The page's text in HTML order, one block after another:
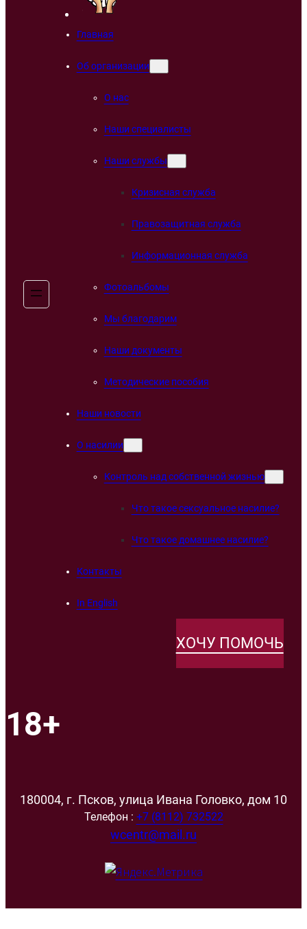
Главная
Об организации
О нас
Наши специалисты
Наши службы
Кризисная служба
Правозащитная служба
Информационная служба
Фотоальбомы
Мы благодарим
Наши документы
Методические пособия
Наши новости
О насилии
Контроль над собственной жизнью
Что такое сексуальное насилие?
Что такое домашнее насилие?
Контакты
In English
ХОЧУ ПОМОЧЬ
18+
180004, г. Псков, улица Ивана Головко, дом 10
Телефон : +7 (8112) 732522
wcentr@mail.ru